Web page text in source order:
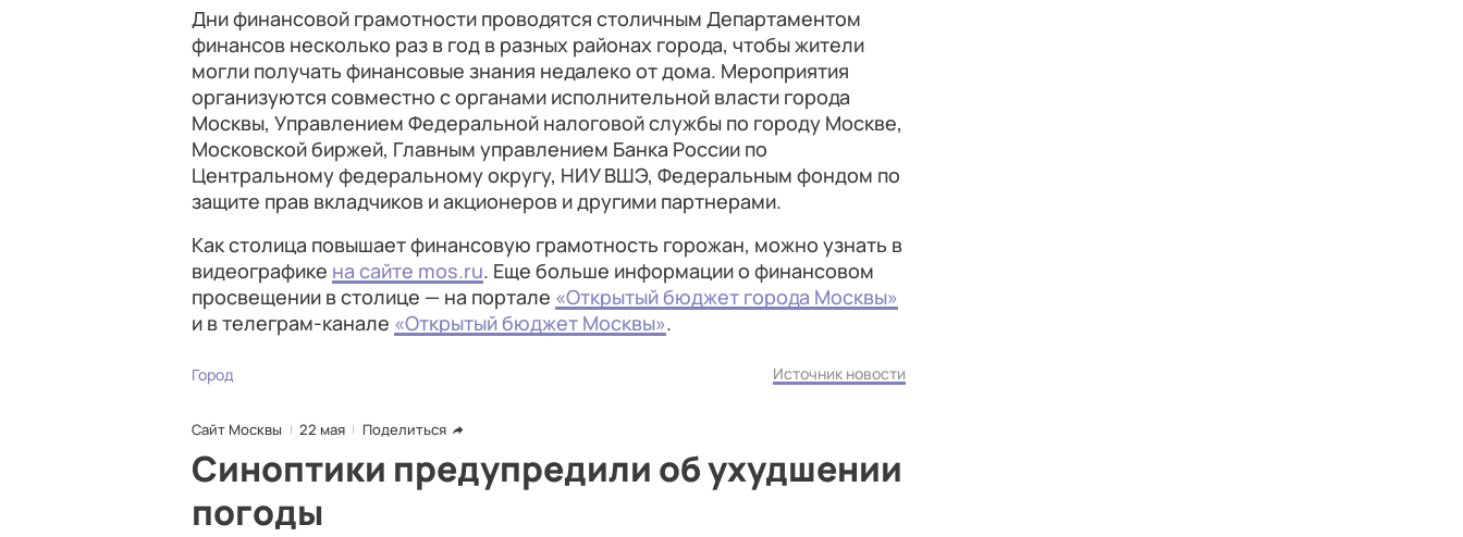
Дни финансовой грамотности проводятся столичным Департаментом
финансов несколько раз в год в разных районах города, чтобы жители
могли получать финансовые знания недалеко от дома. Мероприятия
организуются совместно с органами исполнительной власти города
Москвы, Управлением Федеральной налоговой службы по городу Москве,
Московской биржей, Главным управлением Банка России по
Центральному федеральному округу, НИУ ВШЭ, Федеральным фондом по
защите прав вкладчиков и акционеров и другими партнерами.
Как столица повышает финансовую грамотность горожан, можно узнать в
видеографике на сайте mos.ru. Еще больше информации о финансовом
просвещении в столице — на портале «Открытый бюджет города Москвы»
и в телеграм-канале «Открытый бюджет Москвы».
Город Источник новости
Сайт Москвы 22 мая Поделиться
Синоптики предупредили об ухудшении
погоды